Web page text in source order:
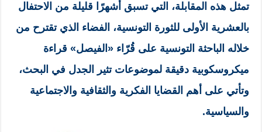
تمثل هذه المقابلة، التي تسبق أشهرًا قليلة من الاحتفال
بالعشرية الأولى للثورة التونسية، الفضاء الذي تقترح من
خلاله الباحثة التونسية على قُرّاء «الفيصل» قراءة
ميكروسكوبية دقيقة لموضوعات تثير الجدل في البحث،
وتأتي على أهم القضايا الفكرية والثقافية والاجتماعية
والسياسية.